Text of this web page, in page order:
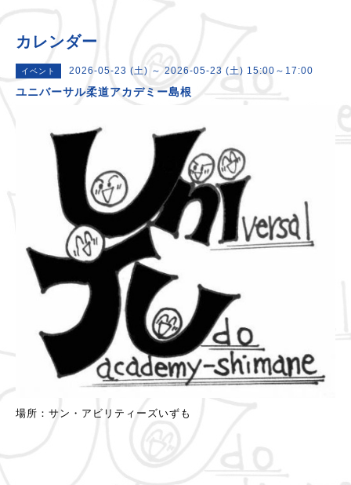
カレンダー
イベント 2026-05-23 (土) ～ 2026-05-23 (土) 15:00～17:00
ユニバーサル柔道アカデミー島根
場所：サン・アビリティーズいずも